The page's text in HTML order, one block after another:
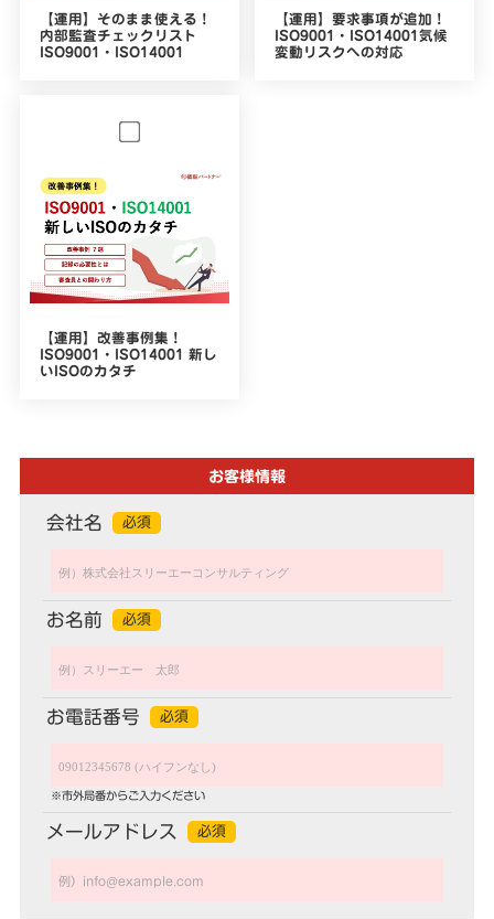
【運用】そのまま使える！
内部監査チェックリスト
ISO9001・ISO14001
【運用】要求事項が追加！
ISO9001・ISO14001気候
変動リスクへの対応
【運用】改善事例集！
ISO9001・ISO14001 新し
いISOのカタチ
お客様情報
会社名 必須
お名前 必須
お電話番号 必須
※市外局番からご入力ください
メールアドレス 必須